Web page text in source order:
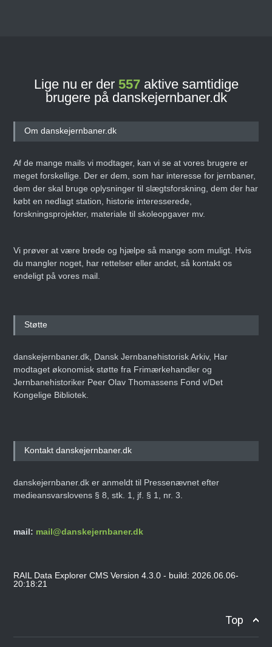
Lige nu er der 557aktive samtidige
brugere på danskejernbaner.dk
Om danskejernbaner.dk
Af de mange mails vi modtager, kan vi se at vores brugere er
meget forskellige. Der er dem, som har interesse for jernbaner,
dem der skal bruge oplysninger til slægtsforskning, dem der har
købt en nedlagt station, historie interesserede,
forskningsprojekter, materiale til skoleopgaver mv.
Vi prøver at være brede og hjælpe så mange som muligt. Hvis
du mangler noget, har rettelser eller andet, så kontakt os
endeligt på vores mail.
Støtte
danskejernbaner.dk, Dansk Jernbanehistorisk Arkiv, Har
modtaget økonomisk støtte fra Frimærkehandler og
Jernbanehistoriker Peer Olav Thomassens Fond v/Det
Kongelige Bibliotek.
Kontakt danskejernbaner.dk
danskejernbaner.dk er anmeldt til Pressenævnet efter
medieansvarslovens § 8, stk. 1, jf. § 1, nr. 3.
mail: mail@danskejernbaner.dk
RAIL Data Explorer CMS Version 4.3.0 - build: 2026.06.06-
20:18:21
Top